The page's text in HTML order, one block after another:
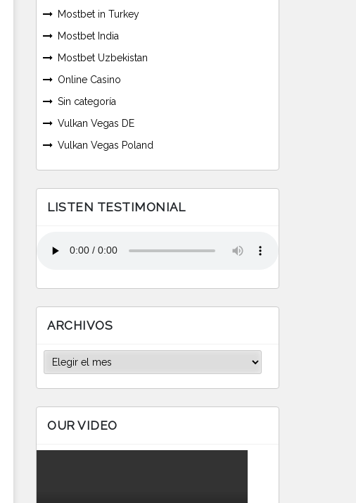
Mostbet in Turkey
Mostbet India
Mostbet Uzbekistan
Online Casino
Sin categoría
Vulkan Vegas DE
Vulkan Vegas Poland
LISTEN TESTIMONIAL
ARCHIVOS
Archivos
OUR VIDEO